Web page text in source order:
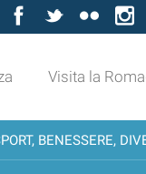
Facebook
TwitterFlickr
Visita la
BENESSERE,